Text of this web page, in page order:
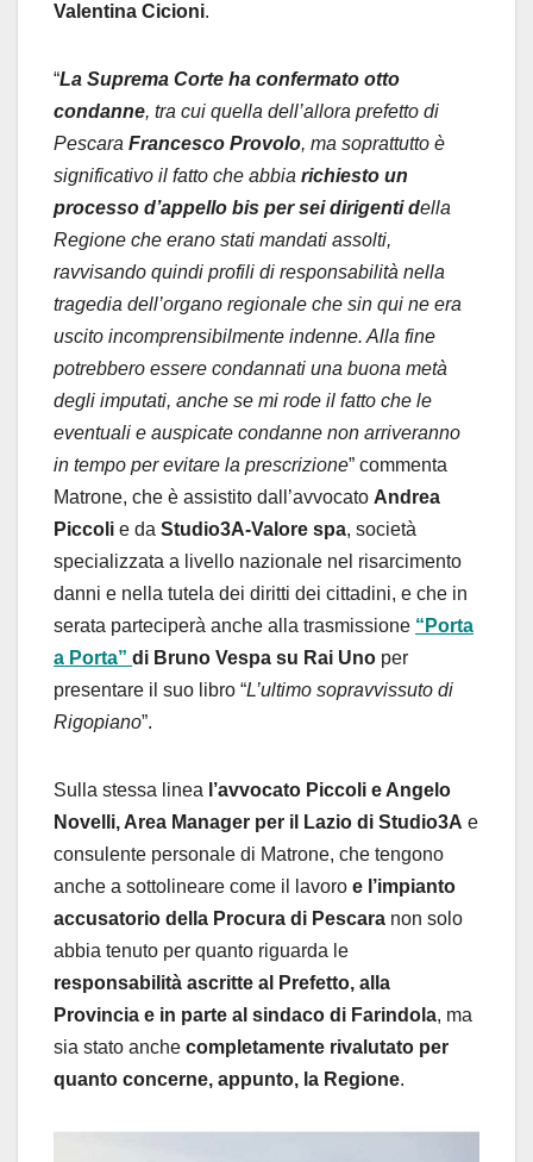
Valentina Cicioni.
“La Suprema Corte ha confermato otto
condanne, tra cui quella dell’allora prefetto di
Pescara Francesco Provolo, ma soprattutto è
significativo il fatto che abbia richiesto un
processo d’appello bis per sei dirigenti della
Regione che erano stati mandati assolti,
ravvisando quindi profili di responsabilità nella
tragedia dell’organo regionale che sin qui ne era
uscito incomprensibilmente indenne. Alla fine
potrebbero essere condannati una buona metà
degli imputati, anche se mi rode il fatto che le
eventuali e auspicate condanne non arriveranno
in tempo per evitare la prescrizione” commenta
Matrone, che è assistito dall’avvocato Andrea
Piccoli e da Studio3A-Valore spa, società
specializzata a livello nazionale nel risarcimento
danni e nella tutela dei diritti dei cittadini, e che in
serata parteciperà anche alla trasmissione “Porta
a Porta” di Bruno Vespa su Rai Uno per
presentare il suo libro “L’ultimo sopravvissuto di
Rigopiano”.
Sulla stessa linea l’avvocato Piccoli e Angelo
Novelli, Area Manager per il Lazio di Studio3A e
consulente personale di Matrone, che tengono
anche a sottolineare come il lavoro e l’impianto
accusatorio della Procura di Pescara non solo
abbia tenuto per quanto riguarda le
responsabilità ascritte al Prefetto, alla
Provincia e in parte al sindaco di Farindola, ma
sia stato anche completamente rivalutato per
quanto concerne, appunto, la Regione.